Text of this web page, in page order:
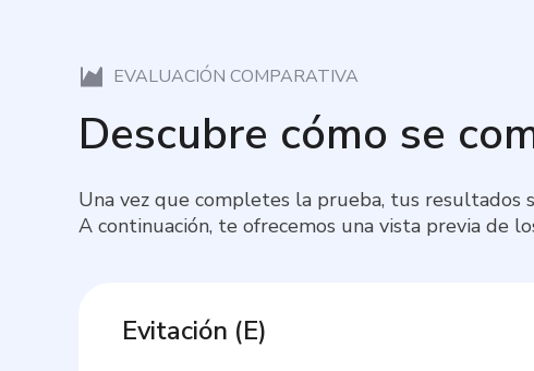
EVALUACIÓN COMPARATIVA
Descubre cómo se
Una vez que completes la prueba, tus resultados
A continuación, te ofrecemos una vista previa de
Evitación (E)